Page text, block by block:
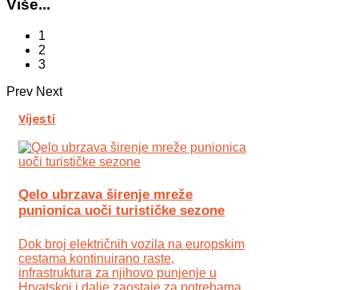
Više...
1
2
3
Prev Next
Vijesti
Qelo ubrzava širenje mreže
punionica uoči turističke sezone
Dok broj električnih vozila na europskim
cestama kontinuirano raste,
infrastruktura za njihovo punjenje u
Hrvatskoj i dalje zaostaje za potrebama